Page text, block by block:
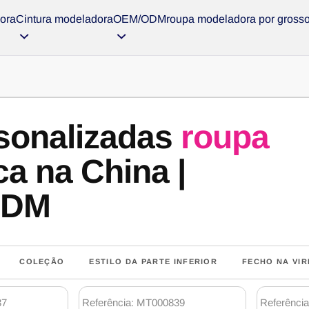
Cintura modeladoraOEM/ODMroupa modeladora por
roupa
na China |
COLEÇÃO ESTILO DA PARTE INFERIOR FECHO NA
Referência: MT000839